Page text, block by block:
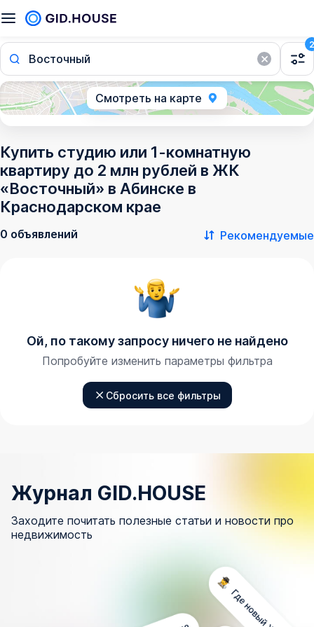
Восточный
2
Смотреть на карте
Купить студию или 1-комнатную
квартиру до 2 млн рублей в ЖК
«Восточный» в Абинске в
Краснодарском крае
0 объявлений Рекомендуемые
Ой, по такому запросу ничего не найдено
Попробуйте изменить параметры фильтра
Сбросить все фильтры
Журнал GID.HOUSE
Заходите почитать полезные статьи и новости про
недвижимость